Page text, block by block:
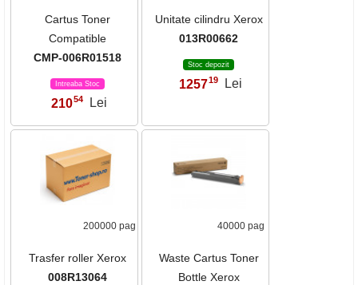
Cartus Toner
Compatible
CMP-006R01518
Intreaba Stoc
21054 Lei
Unitate cilindru Xerox
013R00662
Stoc depozit
1257,19 Lei
200000 pag
Trasfer roller Xerox
008R13064
40000 pag
Waste Cartus Toner
Bottle Xerox